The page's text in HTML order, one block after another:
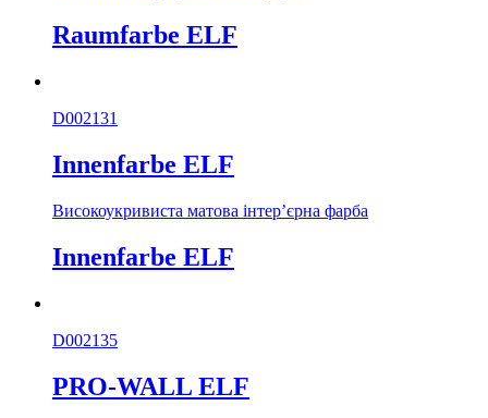
Raumfarbe ELF
D002131
Innenfarbe ELF
Високоукривиста матова інтер’єрна фарба
Innenfarbe ELF
D002135
PRO-WALL ELF